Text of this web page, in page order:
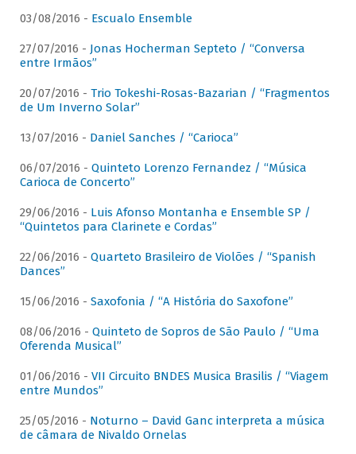
03/08/2016 - Escualo Ensemble
27/07/2016 - Jonas Hocherman Septeto / “Conversa
entre Irmãos”
20/07/2016 - Trio Tokeshi-Rosas-Bazarian / “Fragmentos
de Um Inverno Solar”
13/07/2016 - Daniel Sanches / “Carioca”
06/07/2016 - Quinteto Lorenzo Fernandez / “Música
Carioca de Concerto”
29/06/2016 - Luis Afonso Montanha e Ensemble SP /
“Quintetos para Clarinete e Cordas”
22/06/2016 - Quarteto Brasileiro de Violões / “Spanish
Dances”
15/06/2016 - Saxofonia / “A História do Saxofone”
08/06/2016 - Quinteto de Sopros de São Paulo / “Uma
Oferenda Musical”
01/06/2016 - VII Circuito BNDES Musica Brasilis / “Viagem
entre Mundos”
25/05/2016 - Noturno – David Ganc interpreta a música
de câmara de Nivaldo Ornelas